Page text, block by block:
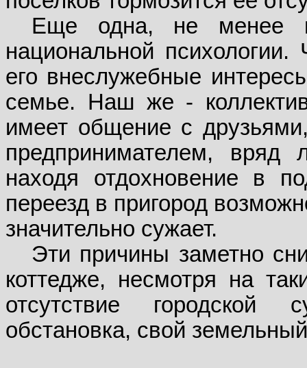
Еще одна, не менее
национальной
его внеслужебные
семье. Наш же -
имеет общение с
предпринимателем, вряд
находя отдохновение в
переезд в пригород
значительно сужает.
Эти причины заметно
коттедже, несмотря на
отсутствие городской
обстановка, свой